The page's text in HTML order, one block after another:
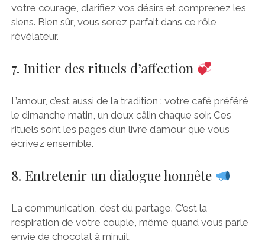
votre courage, clarifiez vos désirs et comprenez les
siens. Bien sûr, vous serez parfait dans ce rôle
révélateur.
7. Initier des rituels d’affection
L’amour, c’est aussi de la tradition : votre café préféré
le dimanche matin, un doux câlin chaque soir. Ces
rituels sont les pages d’un livre d’amour que vous
écrivez ensemble.
8. Entretenir un dialogue honnête
La communication, c’est du partage. C’est la
respiration de votre couple, même quand vous parle
envie de chocolat à minuit.